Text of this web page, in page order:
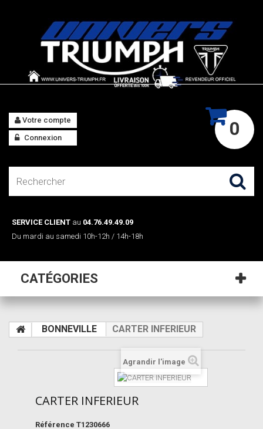
0
Votre compte
Connexion
SERVICE CLIENT au 04.76.49.49.09
Du mardi au samedi 10h-12h / 14h-18h
CATÉGORIES
BONNEVILLE CARTER INFERIEUR
Agrandir l'image
CARTER INFERIEUR
Référence T1230666